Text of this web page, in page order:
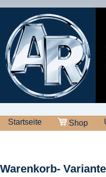
Startseite Shop
Warenkorb-